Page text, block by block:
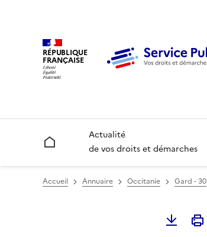
RÉPUBLIQUE
FRANÇAISE
Accueil
Actualité
de vos droits et démarches
Accueil Annuaire Occitanie Gard - 30